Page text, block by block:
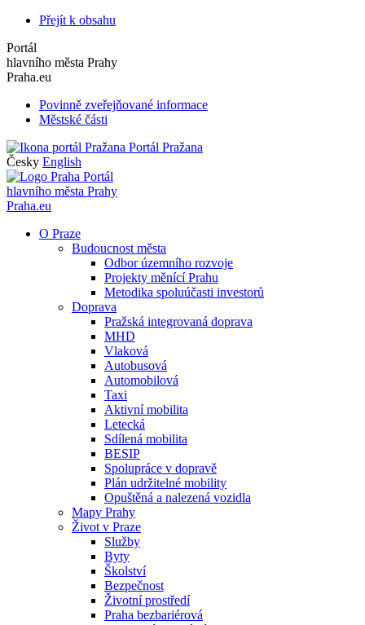
Přejít k obsahu
Portál
hlavního města Prahy
Praha.eu
Povinně zveřejňované informace
Městské části
Portál Pražana
Česky English
Portál
hlavního města Prahy
Praha.eu
O Praze
Budoucnost města
Odbor územního rozvoje
Projekty měnící Prahu
Metodika spoluúčasti investorů
Doprava
Pražská integrovaná doprava
MHD
Vlaková
Autobusová
Automobilová
Taxi
Aktivní mobilita
Letecká
Sdílená mobilita
BESIP
Spolupráce v dopravě
Plán udržitelné mobility
Opuštěná a nalezená vozidla
Mapy Prahy
Život v Praze
Služby
Byty
Školství
Bezpečnost
Životní prostředí
Praha bezbariérová